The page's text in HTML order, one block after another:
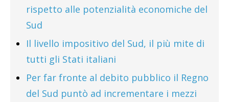
rispetto alle potenzialità economiche del
Sud
Il livello impositivo del Sud, il più mite di
tutti gli Stati italiani
Per far fronte al debito pubblico il Regno
del Sud puntò ad incrementare i mezzi